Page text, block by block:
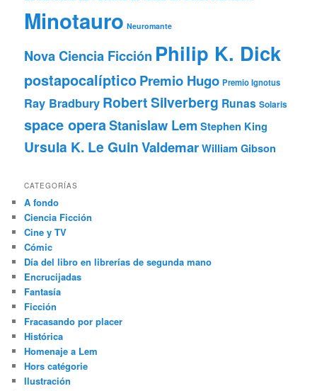
Minotauro Neuromante
Nova Ciencia Ficción Philip K. Dick
postapocalípticoPremio Hugo Premio Ignotus
Ray Bradbury Robert Silverberg Runas Solaris
space operaStanislaw Lem Stephen King
Ursula K. Le GuinValdemarWilliam Gibson
CATEGORÍAS
A fondo
Ciencia Ficción
Cine y TV
Cómic
Día del libro en librerías de segunda mano
Encrucijadas
Fantasía
Ficción
Fracasando por placer
Histórica
Homenaje a Lem
Hors catégorie
Ilustración